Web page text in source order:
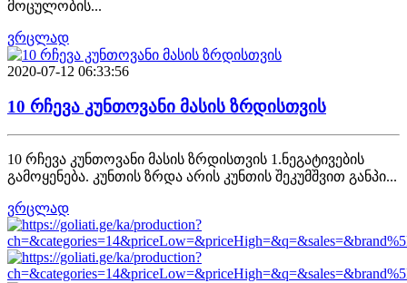
მოცულობის...
ვრცლად
2020-07-12 06:33:56
10 რჩევა კუნთოვანი მასის ზრდისთვის
10 რჩევა კუნთოვანი მასის ზრდისთვის 1.ნეგატივების
გამოყენება. კუნთის ზრდა არის კუნთის შეკუმშვით განპი...
ვრცლად